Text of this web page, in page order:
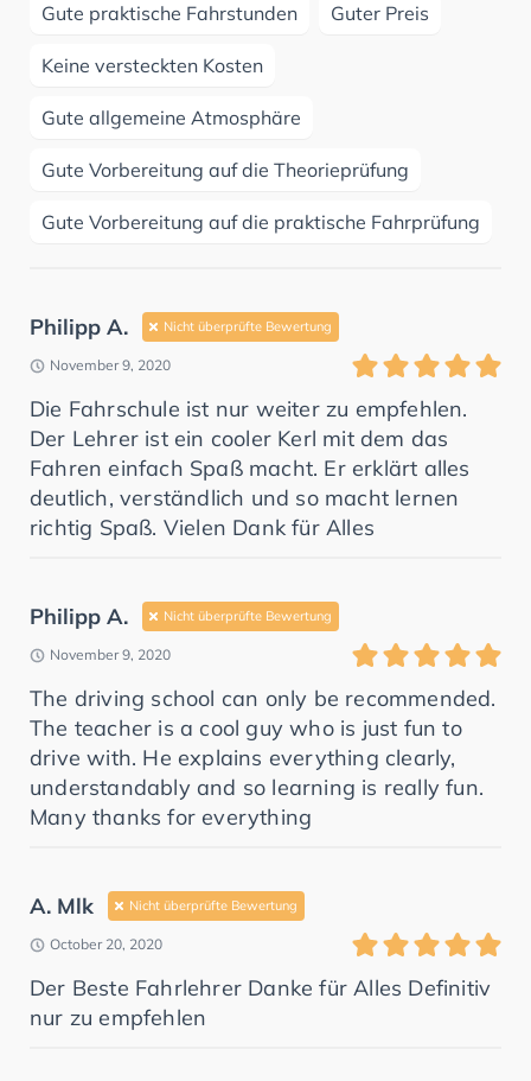
Gute praktische Fahrstunden Guter Preis
Keine versteckten Kosten
Gute allgemeine Atmosphäre
Gute Vorbereitung auf die Theorieprüfung
Gute Vorbereitung auf die praktische Fahrprüfung
Philipp A. Nicht überprüfte Bewertung
November 9, 2020
Die Fahrschule ist nur weiter zu empfehlen.
Der Lehrer ist ein cooler Kerl mit dem das
Fahren einfach Spaß macht. Er erklärt alles
deutlich, verständlich und so macht lernen
richtig Spaß. Vielen Dank für Alles
Philipp A. Nicht überprüfte Bewertung
November 9, 2020
The driving school can only be recommended.
The teacher is a cool guy who is just fun to
drive with. He explains everything clearly,
understandably and so learning is really fun.
Many thanks for everything
A. Mlk Nicht überprüfte Bewertung
October 20, 2020
Der Beste Fahrlehrer Danke für Alles Definitiv
nur zu empfehlen